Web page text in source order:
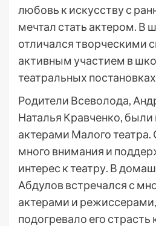
любовь к искусству с
мечтал стать актером. В
отличался творческими
активным участием в
театральных
Родители Всеволода,
Наталья Кравченко,
актерами Малого
много внимания и
интерес к театру. В
Абдулов встречался с
актерами и
подогревало его страсть